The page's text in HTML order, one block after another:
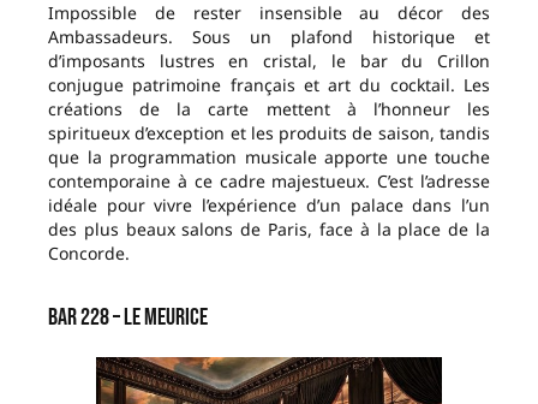
Impossible de rester insensible au décor des
Ambassadeurs. Sous un plafond historique et
d’imposants lustres en cristal, le bar du Crillon
conjugue patrimoine français et art du cocktail. Les
créations de la carte mettent à l’honneur les
spiritueux d’exception et les produits de saison, tandis
que la programmation musicale apporte une touche
contemporaine à ce cadre majestueux. C’est l’adresse
idéale pour vivre l’expérience d’un palace dans l’un
des plus beaux salons de Paris, face à la place de la
Concorde.
Bar 228 – Le Meurice